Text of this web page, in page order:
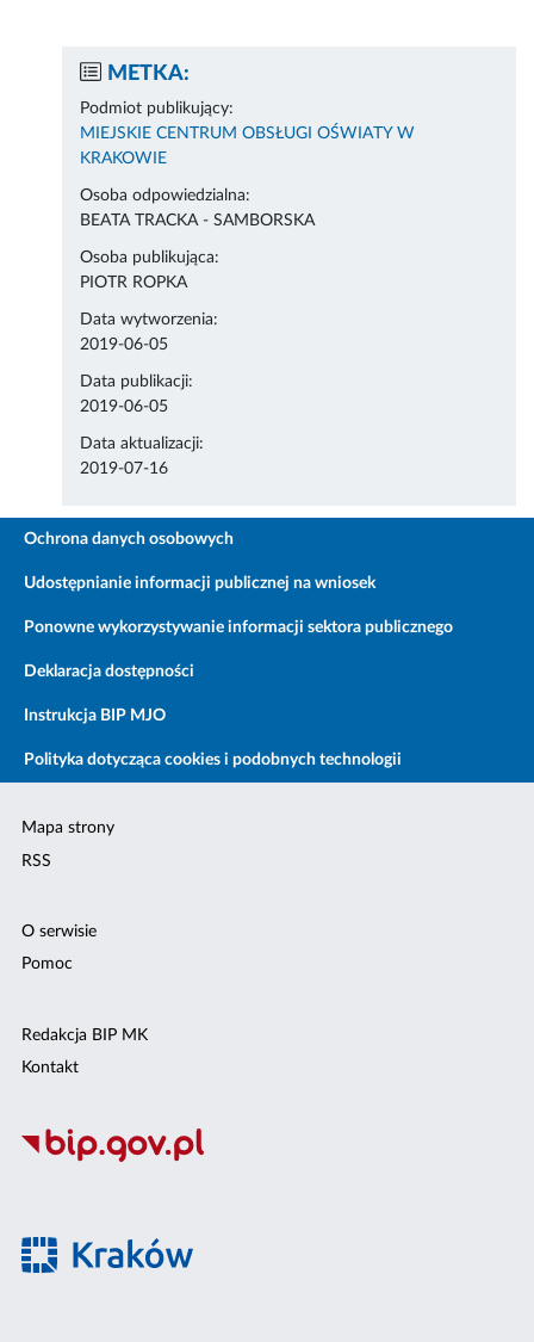
METKA:
Podmiot publikujący:
MIEJSKIE CENTRUM OBSŁUGI OŚWIATY W
KRAKOWIE
Osoba odpowiedzialna:
BEATA TRACKA - SAMBORSKA
Osoba publikująca:
PIOTR ROPKA
Data wytworzenia:
2019-06-05
Data publikacji:
2019-06-05
Data aktualizacji:
2019-07-16
Ochrona danych osobowych
Udostępnianie informacji publicznej na wniosek
Ponowne wykorzystywanie informacji sektora publicznego
Deklaracja dostępności
Instrukcja BIP MJO
Polityka dotycząca cookies i podobnych technologii
Mapa strony
RSS
O serwisie
Pomoc
Redakcja BIP MK
Kontakt